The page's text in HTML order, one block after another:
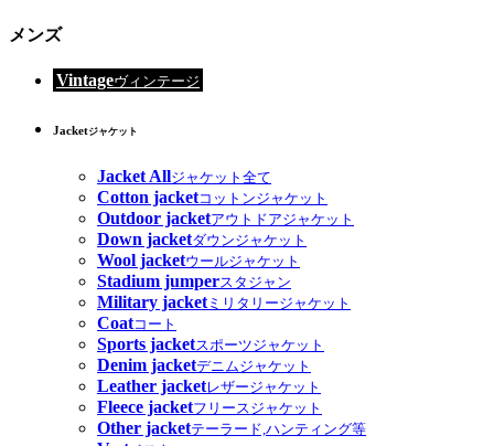
メンズ
Vintageヴィンテージ
Jacketジャケット
Jacket Allジャケット全て
Cotton jacketコットンジャケット
Outdoor jacketアウトドアジャケット
Down jacketダウンジャケット
Wool jacketウールジャケット
Stadium jumperスタジャン
Military jacketミリタリージャケット
Coatコート
Sports jacketスポーツジャケット
Denim jacketデニムジャケット
Leather jacketレザージャケット
Fleece jacketフリースジャケット
Other jacketテーラード,ハンティング等